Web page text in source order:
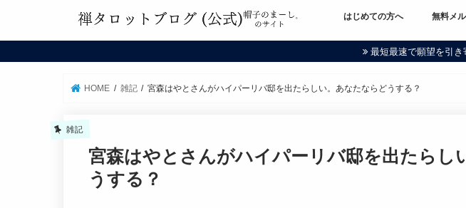
はじめての方へ 無料メ
最短最速で願望を引
HOME 雑記 宮森はやとさんがハイパーリバ邸を出たらしい。あなたならどうする？
雑記
宮森はやとさんがハイパーリバ邸を出たらし
うする？